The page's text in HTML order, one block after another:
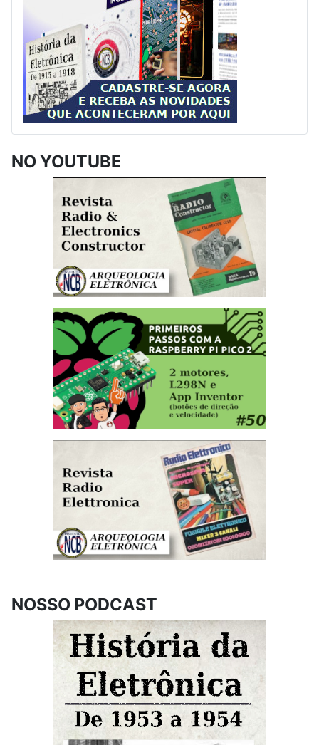
NO YOUTUBE
NOSSO PODCAST